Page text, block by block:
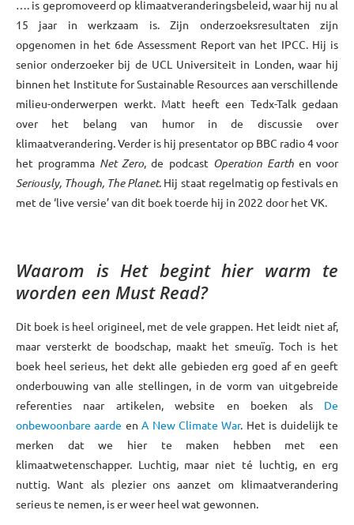
…. is gepromoveerd op klimaatveranderingsbeleid, waar hij nu al
15 jaar in werkzaam is. Zijn onderzoeksresultaten zijn
opgenomen in het 6de Assessment Report van het IPCC. Hij is
senior onderzoeker bij de UCL Universiteit in Londen, waar hij
binnen het Institute for Sustainable Resources aan verschillende
milieu-onderwerpen werkt. Matt heeft een Tedx-Talk gedaan
over het belang van humor in de discussie over
klimaatverandering. Verder is hij presentator op BBC radio 4 voor
het programma Net Zero, de podcast Operation Earthen voor
Seriously, Though, The Planet. Hij staat regelmatig op festivals en
met de ‘live versie’ van dit boek toerde hij in 2022 door het VK.
Waarom is Het begint hier warm te
worden een Must Read?
Dit boek is heel origineel, met de vele grappen. Het leidt niet af,
maar versterkt de boodschap, maakt het smeuïg. Toch is het
boek heel serieus, het dekt alle gebieden erg goed af en geeft
onderbouwing van alle stellingen, in de vorm van uitgebreide
referenties naar artikelen, website en boeken als De
onbewoonbare aarde enA New Climate War. Het is duidelijk te
merken dat we hier te maken hebben met een
klimaatwetenschapper. Luchtig, maar niet té luchtig, en erg
nuttig. Want als plezier ons aanzet om klimaatverandering
serieus te nemen, is er weer heel wat gewonnen.